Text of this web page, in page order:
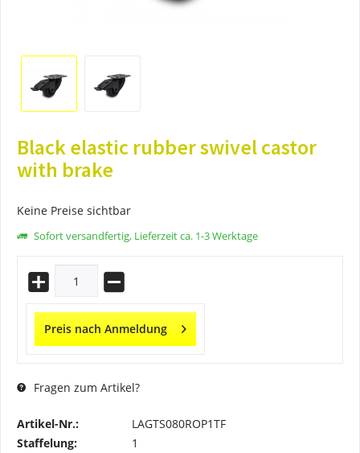
Black elastic rubber swivel castor
with brake
Keine Preise sichtbar
Sofort versandfertig, Lieferzeit ca. 1-3 Werktage
Preis nach Anmeldung
Fragen zum Artikel?
Artikel-Nr.:
LAGTS080ROP1TF
Staffelung:
1